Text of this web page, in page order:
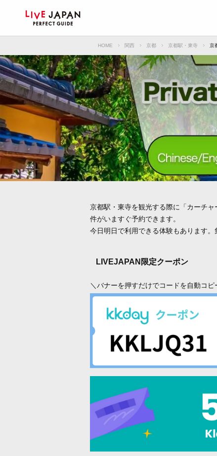
HOME 関西 京都 京都駅・東寺 京
京都駅・東寺を観光する際に「カーチ
件がいますぐ予約できます。
今日明日で利用できる体験もあります
LIVEJAPAN限定クーポン
＼バナーを押すだけでコードを自動コ